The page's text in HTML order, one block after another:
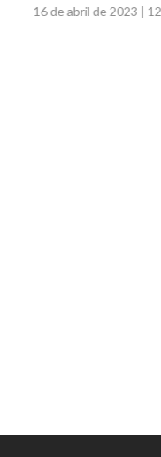
16 de abril de 2023 | 12h00